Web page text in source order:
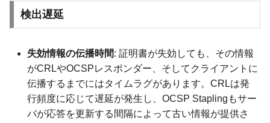
検出遅延
失効情報の伝播時間: 証明書が失効しても、その情報
がCRLやOCSPレスポンダー、そしてクライアントに
伝播するまでにはタイムラグがあります。CRLは発
行頻度に応じて遅延が発生し、OCSP Staplingもサー
バが応答を更新する間隔によって古い情報が提供さ